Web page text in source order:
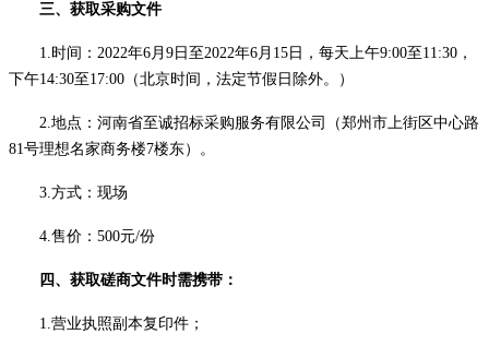
三、获取采购文件
1.时间：2022年6月9日至2022年6月15日，每天上午9:00至11:30，
下午14:30至17:00（北京时间，法定节假日除外。）
2.地点：河南省至诚招标采购服务有限公司（郑州市上街区中心路
81号理想名家商务楼7楼东）。
3.方式：现场
4.售价：500元/份
四、获取磋商文件时需携带：
1.营业执照副本复印件；